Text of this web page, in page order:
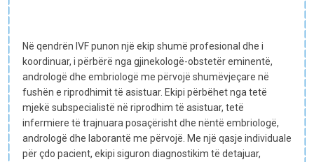
Në qendrën IVF punon një ekip shumë profesional dhe i
koordinuar, i përbërë nga gjinekologë-obstetër eminentë,
andrologë dhe embriologë me përvojë shumëvjeçare në
fushën e riprodhimit të asistuar. Ekipi përbëhet nga tetë
mjekë subspecialistë në riprodhim të asistuar, tetë
infermiere të trajnuara posaçërisht dhe nëntë embriologë,
andrologë dhe laborantë me përvojë. Me një qasje individuale
për çdo pacient, ekipi siguron diagnostikim të detajuar,